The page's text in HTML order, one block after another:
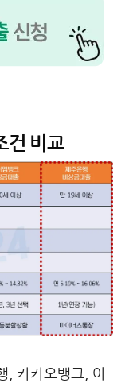
건 비교
, 카카오뱅크, 아